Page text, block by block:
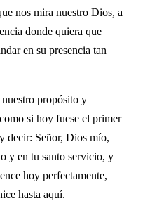
nos mira nuestro Dios, a
donde quiera que
en su presencia tan
propósito y
si hoy fuese el primer
decir: Señor, Dios mío,
y en tu santo servicio, y
hoy perfectamente,
hasta aquí.